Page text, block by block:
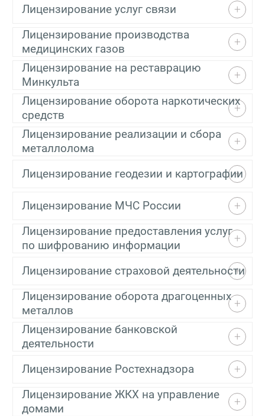
Лицензирование услуг связи
Лицензирование производства
медицинских газов
Лицензирование на реставрацию
Минкульта
Лицензирование оборота наркотических
средств
Лицензирование реализации и сбора
металлолома
Лицензирование геодезии и картографии
Лицензирование МЧС России
Лицензирование предоставления услуг
по шифрованию информации
Лицензирование страховой деятельности
Лицензирование оборота драгоценных
металлов
Лицензирование банковской
деятельности
Лицензирование Ростехнадзора
Лицензирование ЖКХ на управление
домами